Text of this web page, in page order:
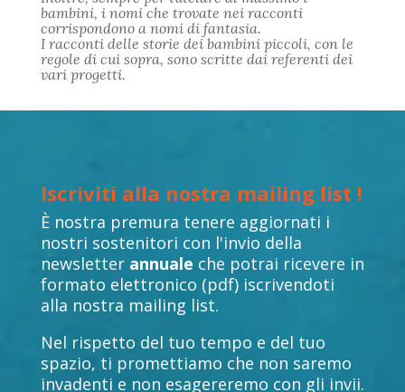
bambini, i nomi che trovate nei racconti
corrispondono a nomi di fantasia.
I racconti delle storie dei bambini piccoli, con le
regole di cui sopra, sono scritte dai referenti dei
vari progetti.
Iscriviti alla nostra mailing list !
È nostra premura tenere aggiornati i
nostri sostenitori con l'invio della
newsletter annuale che potrai ricevere in
formato elettronico (pdf) iscrivendoti
alla nostra mailing list.
Nel rispetto del tuo tempo e del tuo
spazio, ti promettiamo che non saremo
invadenti e non esagereremo con gli invii.